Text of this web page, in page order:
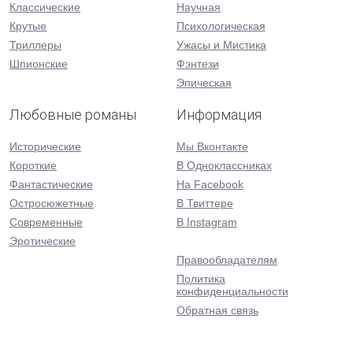
Классические
Крутые
Триллеры
Шпионские
Научная
Психологическая
Ужасы и Мистика
Фэнтези
Эпическая
Любовные романы
Исторические
Короткие
Фантастические
Остросюжетные
Современные
Эротические
Информация
Мы Вконтакте
В Одноклассниках
На Facebook
В Твиттере
В Instagram
Правообладателям
Политика
конфиденциальности
Обратная связь